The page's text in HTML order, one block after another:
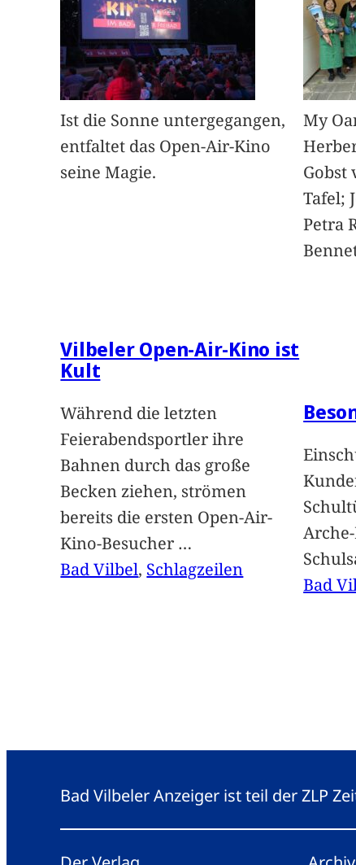
Ist die Sonne untergegangen,
entfaltet das Open-Air-Kino
seine Magie.
Vilbeler Open-Air-Kino ist
Kult
Während die letzten
Feierabendsportler ihre
Bahnen durch das große
Becken ziehen, strömen
bereits die ersten Open-Air-
Kino-Besucher …
Bad Vilbel, Schlagzeilen
My
Gobst
Tafel;
Petra
Bad
Bad Vilbeler Anzeiger ist teil der ZLP